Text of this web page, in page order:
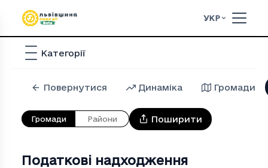
УКР
Категорії
Повернутися Динаміка Громади
Громади Райони Поширити
Податкові надходження